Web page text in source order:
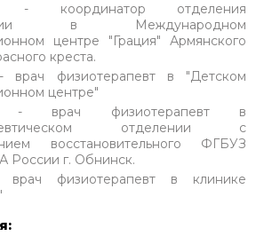
- координатор отделения
в Международном
центре "Грация" Армянского
креста.
- врач физиотерапевт в "Детском
центре"
- врач физиотерапевт в
отделении с
восстановительного ФГБУЗ
г. Обнинск.
физиотерапевт в клинике